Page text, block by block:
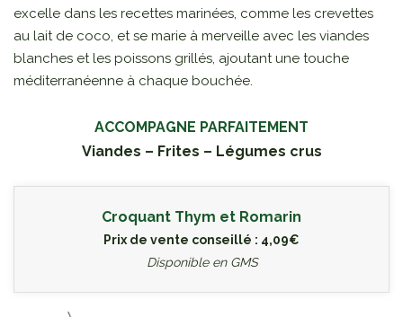
excelle dans les recettes marinées, comme les crevettes
au lait de coco, et se marie à merveille avec les viandes
blanches et les poissons grillés, ajoutant une touche
méditerranéenne à chaque bouchée.
ACCOMPAGNE PARFAITEMENT
Viandes – Frites – Légumes crus
Croquant Thym et Romarin
Prix de vente conseillé : 4,09€
Disponible en GMS